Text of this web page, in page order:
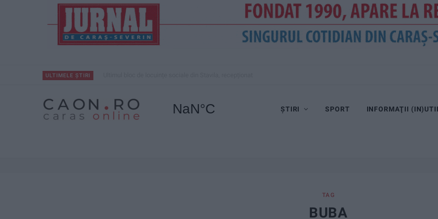
ULTIMELE ȘTIRI
ȘTIRI SPORT INFORMAŢII
TAG
BUBA